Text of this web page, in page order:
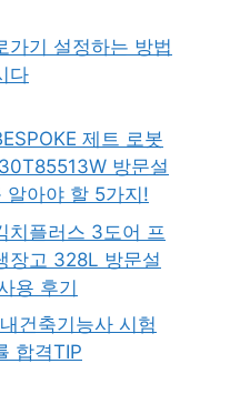
가기 설정하는 방법
다
제트 로봇
방문설
알아야 할 5가지!
치플러스 3도어 프
장고 328L 방문설
용 후기
건축기능사 시험
합격TIP